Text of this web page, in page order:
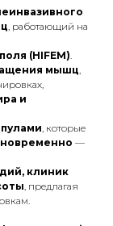
, работающий на
(HIFEM).
мышц,
и
, которые
—
клиник
, предлагая